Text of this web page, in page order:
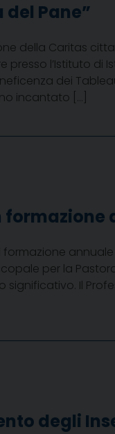
Pane”
della Caritas
presso l’Istituto di
dei
incantato […]
per la
Il
degli